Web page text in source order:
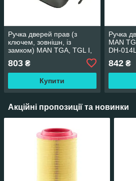
Ручка дверей прав (з
ключем, зовнішн, із
замком) MAN TGA, TGL I,
AKUSAN MAN-DH-003R
803 ₴
Купити
Ручка
MAN
DH-014L
842₴
Акційні пропозиції та новинки